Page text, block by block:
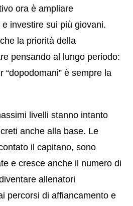
ora è ampliare
investire sui più giovani.
la priorità della
pensando al lungo periodo:
“dopodomani” è sempre la
livelli stanno intanto
anche alla base. Le
il capitano, sono
e cresce anche il numero di
allenatori
percorsi di affiancamento e